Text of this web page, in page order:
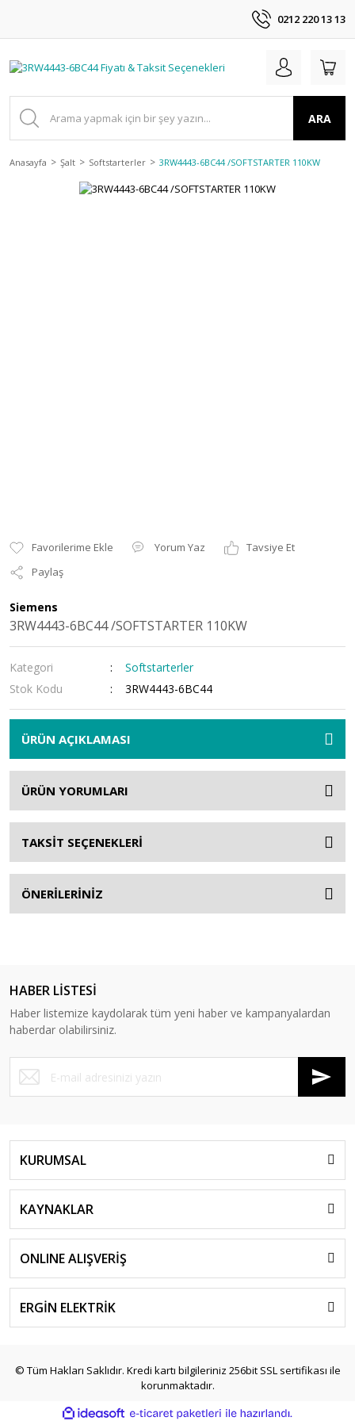
0212 220 13 13
ARA
Anasayfa Şalt Softstarterler 3RW4443-6BC44 /SOFTSTARTER 110KW
Yorum Yaz
Tavsiye Et
Paylaş
Siemens
3RW4443-6BC44 /SOFTSTARTER 110KW
Kategori
Softstarterler
Stok Kodu
3RW4443-6BC44
ÜRÜN AÇIKLAMASI
ÜRÜN YORUMLARI
TAKSİT SEÇENEKLERİ
ÖNERİLERİNİZ
HABER LİSTESİ
Haber listemize kaydolarak tüm yeni haber ve kampanyalardan
haberdar olabilirsiniz.
KURUMSAL
KAYNAKLAR
ONLINE ALIŞVERİŞ
ERGİN ELEKTRİK
© Tüm Hakları Saklıdır. Kredi kartı bilgileriniz 256bit SSL sertifikası ile
korunmaktadır.
ideasoft e-